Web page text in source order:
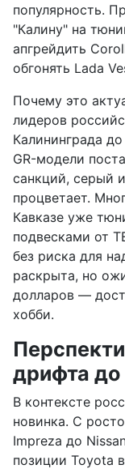
популярность.
"Калину" на
апгрейдить
обгонять Lada
Почему это
лидеров
Калининграда
GR-модели
санкций, серый
процветает.
Кавказе уже
подвесками от
без риска для
раскрыта, но
долларов —
хобби.
дрифта до
В контексте
новинка. С
Impreza до
позиции Toyota